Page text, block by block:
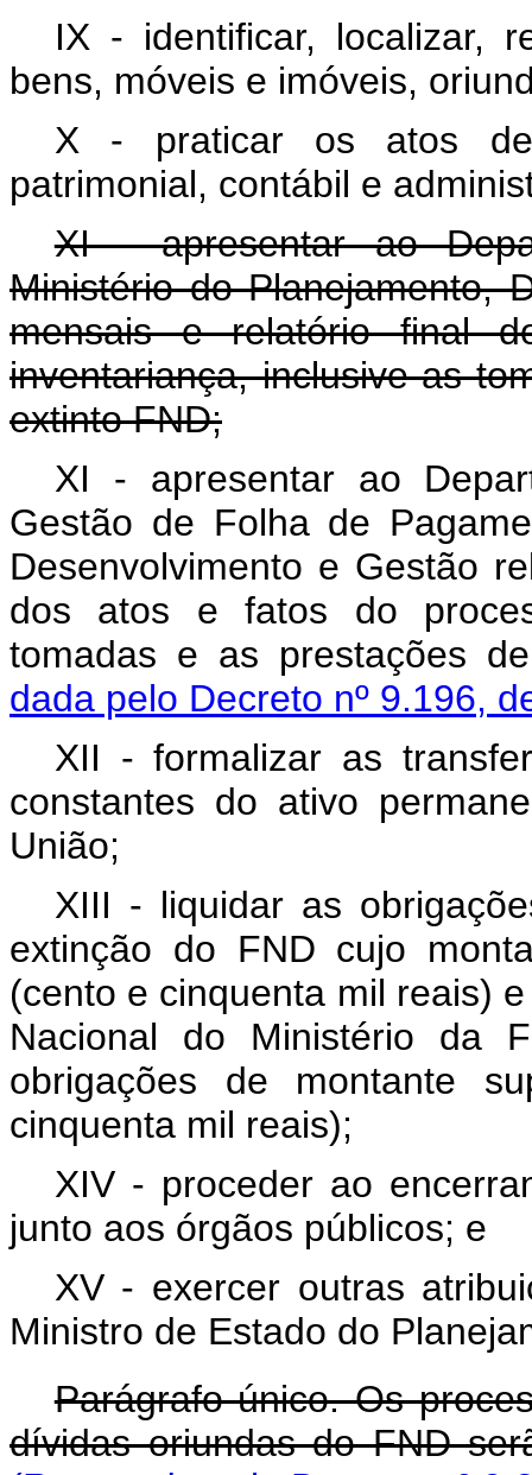
IX - identificar, localizar,
bens, móveis e imóveis,
X - praticar os atos de
patrimonial, contábil e
XI - apresentar ao
Ministério do Planejamento,
mensais e relatório final
inventariança, inclusive as
extinto FND;
XI - apresentar ao
Gestão de Folha de
Desenvolvimento e Gestão
dos atos e fatos do
tomadas e as prestações
dada pelo Decreto nº 9.196,
XII - formalizar as
constantes do ativo
União;
XIII - liquidar as
extinção do FND cujo
(cento e cinquenta mil reais)
Nacional do Ministério da
obrigações de montante
cinquenta mil reais);
XIV - proceder ao
junto aos órgãos públicos; e
XV - exercer outras
Ministro de Estado do
Parágrafo único. Os
dívidas oriundas do FND